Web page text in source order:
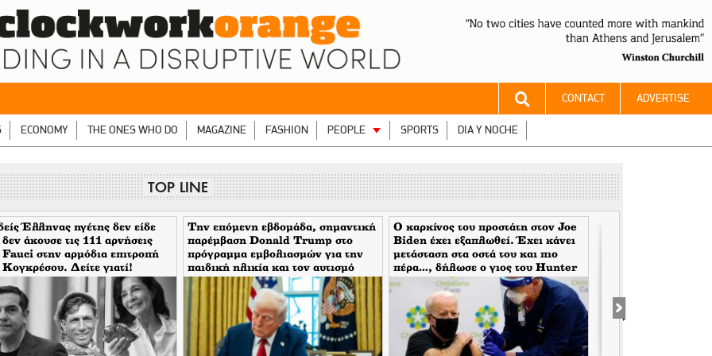
CONTACT ADVERTISE
ECONOMY THE ONES WHO DO MAGAZINE FASHION PEOPLE SPORTS DIA Y NOCHE
TOP LINE
Έλληνας ηγέτης δεν είδε
δεν άκουσε τις 111 αρνήσεις
Fauci στην αρμόδια επιτροπή
Κογκρέσου. Δείτε γιατί!
Την επόμενη εβδομάδα, σημαντική
παρέμβαση Donald Trump στο
πρόγραμμα εμβολιασμών για την
παιδική ηλικία και τον αυτισμό
Ο καρκίνος του προστάτη στον Joe
Biden έχει εξαπλωθεί. Έχει κάνει
μετάσταση στα οστά του και πιο
πέρα…, δήλωσε ο γιος του Hunter
Biden